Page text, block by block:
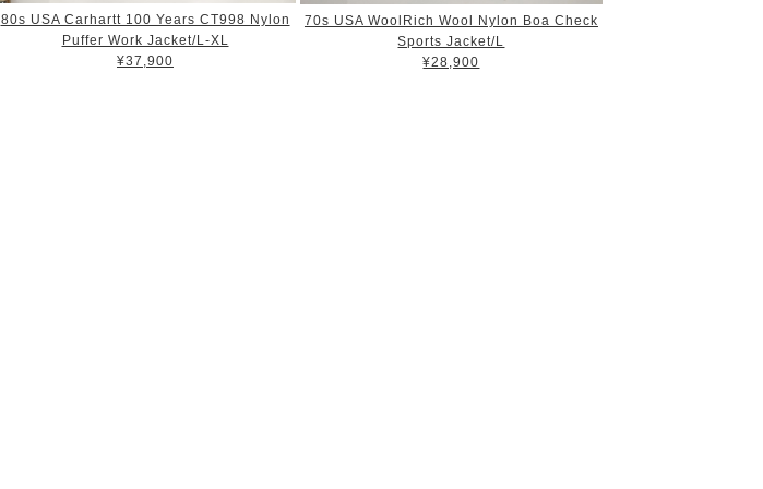
80s USA Carhartt 100 Years CT998 Nylon
Puffer Work Jacket/L-XL
¥37,900
70s USA WoolRich Wool Nylon Boa Check
Sports Jacket/L
¥28,900